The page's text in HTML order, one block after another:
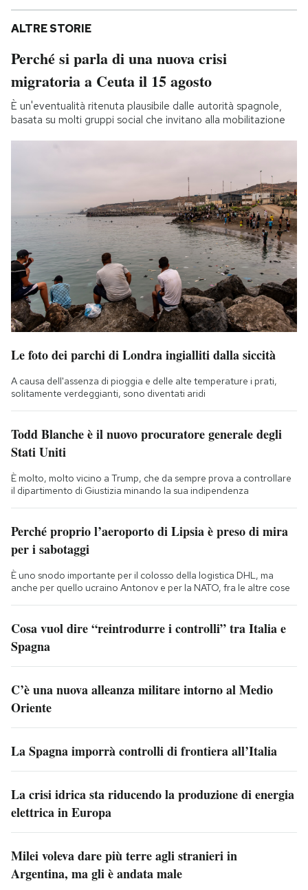
ALTRE STORIE
Perché si parla di una nuova crisi
migratoria a Ceuta il 15 agosto
È un'eventualità ritenuta plausibile dalle autorità spagnole,
basata su molti gruppi social che invitano alla mobilitazione
Le foto dei parchi di Londra ingialliti dalla siccità
A causa dell'assenza di pioggia e delle alte temperature i prati,
solitamente verdeggianti, sono diventati aridi
Todd Blanche è il nuovo procuratore generale degli
Stati Uniti
È molto, molto vicino a Trump, che da sempre prova a controllare
il dipartimento di Giustizia minando la sua indipendenza
Perché proprio l’aeroporto di Lipsia è preso di mira
per i sabotaggi
È uno snodo importante per il colosso della logistica DHL, ma
anche per quello ucraino Antonov e per la NATO, fra le altre cose
Cosa vuol dire “reintrodurre i controlli” tra Italia e
Spagna
C’è una nuova alleanza militare intorno al Medio
Oriente
La Spagna imporrà controlli di frontiera all’Italia
La crisi idrica sta riducendo la produzione di energia
elettrica in Europa
Milei voleva dare più terre agli stranieri in
Argentina, ma gli è andata male